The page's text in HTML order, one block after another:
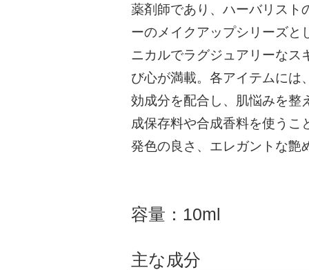
薬剤師であり、ハーバリスト
ーのメイクアップシリーズと
ニカルでラグジュアリーなス
び心が満載。各アイテムには
効成分を配合し、肌悩みを整
成保存料や合成香料を使うこ
発色の良さ、エレガントな艶
容量：10ml
主な成分